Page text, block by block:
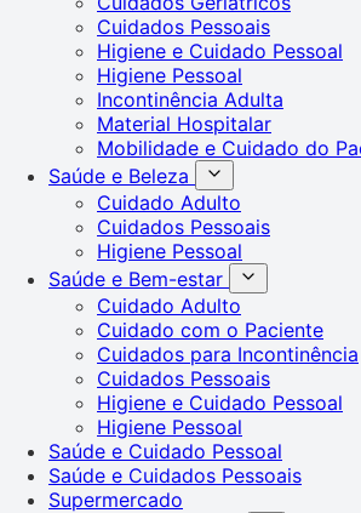
Cuidados Pessoais
Higiene e Cuidado Pessoal
Higiene Pessoal
Incontinência Adulta
Material Hospitalar
Mobilidade e Cuidado do
Saúde e Beleza
Cuidado Adulto
Cuidados Pessoais
Higiene Pessoal
Saúde e Bem-estar
Cuidado Adulto
Cuidado com o Paciente
Cuidados para Incontinência
Cuidados Pessoais
Higiene e Cuidado Pessoal
Higiene Pessoal
Saúde e Cuidado Pessoal
Saúde e Cuidados Pessoais
Supermercado